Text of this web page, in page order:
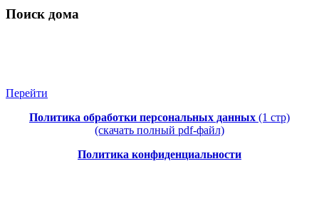
Поиск дома
Перейти
Политика обработки персональных данных (1 стр)
(скачать полный pdf-файл)
Политика конфиденциальности